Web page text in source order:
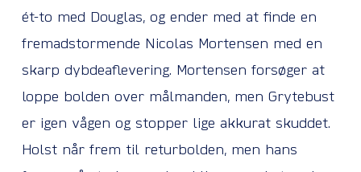
ét-to med Douglas, og ender med at finde en
fremadstormende Nicolas Mortensen med en
skarp dybdeaflevering. Mortensen forsøger at
loppe bolden over målmanden, men Grytebust
er igen vågen og stopper lige akkurat skuddet.
Holst når frem til returbolden, men hans